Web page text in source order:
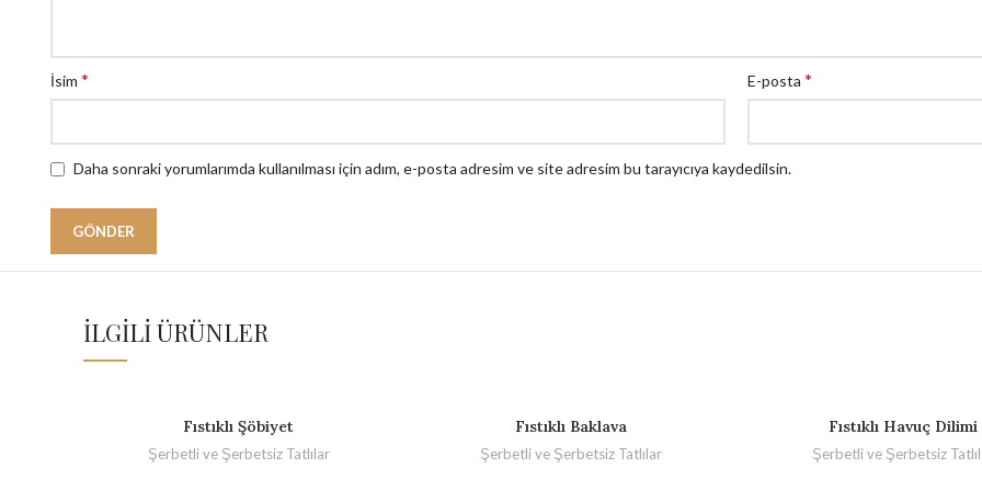
İsim * E-posta *
Daha sonraki yorumlarımda kullanılması için adım, e-posta adresim ve site adresim bu tarayıcıya kaydedilsin.
İLGILI ÜRÜNLER
Fıstıklı Şöbiyet
Şerbetli ve Şerbetsiz Tatlılar
Fıstıklı Baklava
Şerbetli ve Şerbetsiz Tatlılar
Fıstıklı Havuç Dilimi
Şerbetli ve Şerbetsiz